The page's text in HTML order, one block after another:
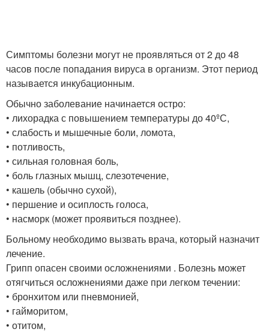
Симптомы болезни могут не проявляться от 2 до 48
часов после попадания вируса в организм. Этот период
называется инкубационным.
Обычно заболевание начинается остро:
• лихорадка с повышением температуры до 40ºС,
• слабость и мышечные боли, ломота,
• потливость,
• сильная головная боль,
• боль глазных мышц, слезотечение,
• кашель (обычно сухой),
• першение и осиплость голоса,
• насморк (может проявиться позднее).
Больному необходимо вызвать врача, который назначит
лечение.
Грипп опасен своими осложнениями . Болезнь может
отягчиться осложнениями даже при легком течении:
• бронхитом или пневмонией,
• гайморитом,
• отитом,